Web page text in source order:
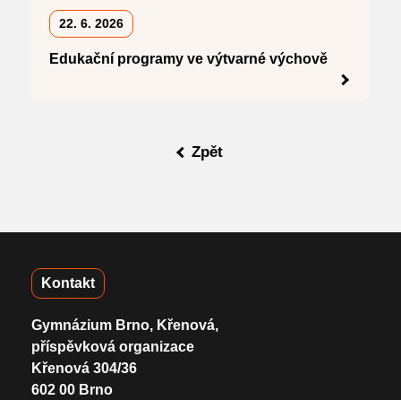
22. 6. 2026
Edukační programy ve výtvarné výchově
Zpět
Kontakt
Gymnázium Brno, Křenová,
příspěvková organizace
Křenová 304/36
602 00 Brno